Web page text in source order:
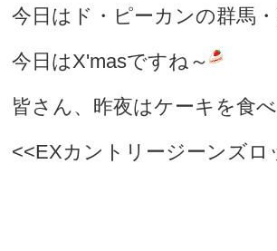
今日はド・ピーカンの群馬
今日はX'masですね～
皆さん、昨夜はケーキを食
<<EXカントリージーンズ